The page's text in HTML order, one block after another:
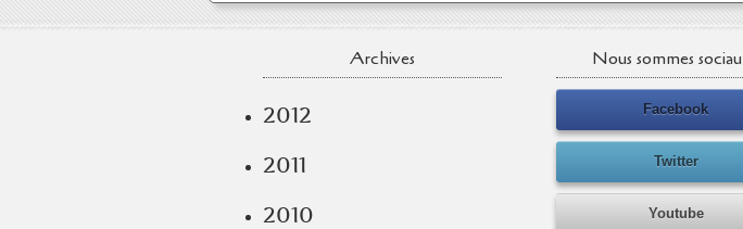
Archives
2012
2011
2010
Nous sommes
Facebook
Twitter
Youtube